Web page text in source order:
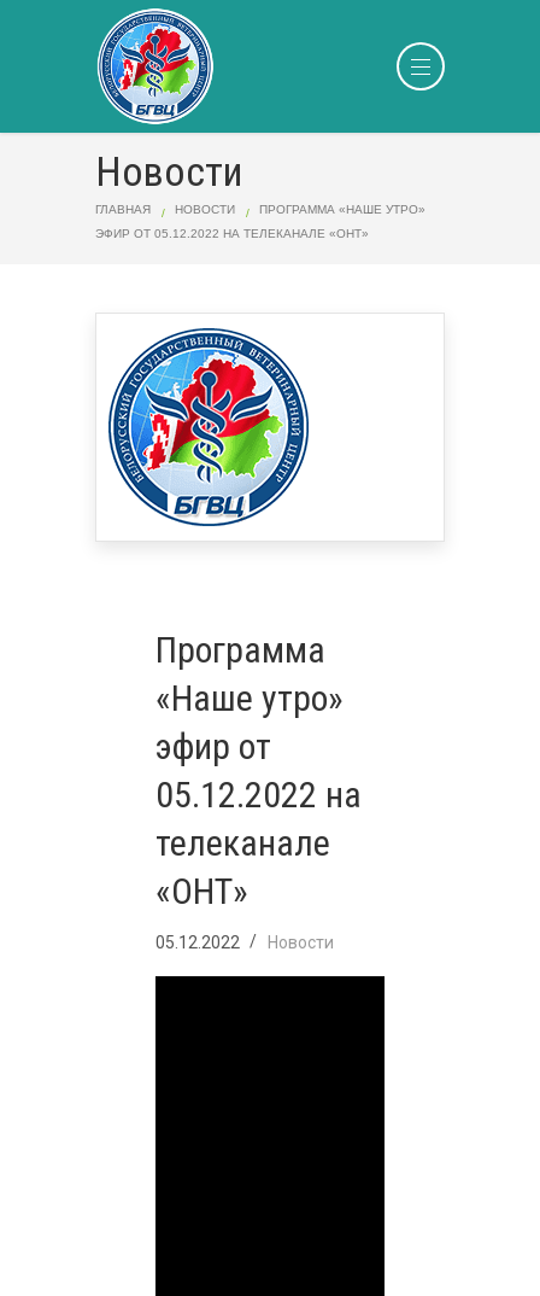
Новости
ГЛАВНАЯ НОВОСТИ
ПРОГРАММА «НАШЕ УТРО»
ЭФИР ОТ 05.12.2022 НА ТЕЛЕКАНАЛЕ «ОНТ»
Программа
«Наше утро»
эфир от
05.12.2022 на
телеканале
«ОНТ»
05.12.2022 Новости